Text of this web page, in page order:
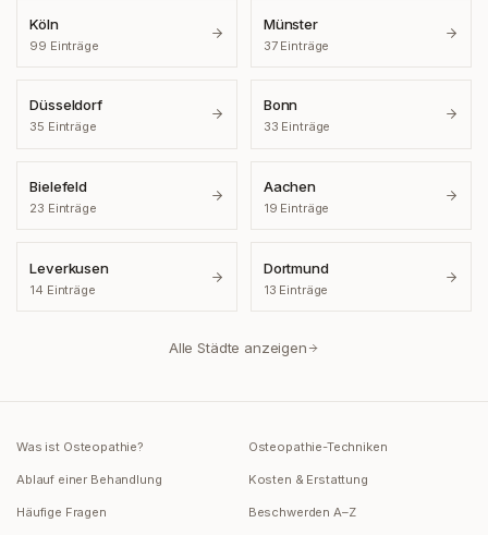
Köln
99 Einträge
Münster
37Einträge
Düsseldorf
35 Einträge
Bonn
33 Einträge
Bielefeld
23 Einträge
Aachen
19 Einträge
Leverkusen
14 Einträge
Dortmund
13 Einträge
Alle Städte anzeigen
Was ist Osteopathie? Osteopathie-Techniken
Ablauf einer Behandlung Kosten & Erstattung
Häufige Fragen Beschwerden A–Z